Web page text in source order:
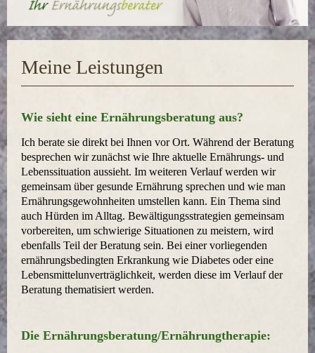
Meine Leistungen
Wie sieht eine Ernährungsberatung aus?
Ich berate sie direkt bei Ihnen vor Ort. Während der Beratung
besprechen wir zunächst wie Ihre aktuelle Ernährungs- und
Lebenssituation aussieht. Im weiteren Verlauf werden wir
gemeinsam über gesunde Ernährung sprechen und wie man
Ernährungsgewohnheiten umstellen kann. Ein Thema sind
auch Hürden im Alltag. Bewältigungsstrategien gemeinsam
vorbereiten, um schwierige Situationen zu meistern, wird
ebenfalls Teil der Beratung sein. Bei einer vorliegenden
ernährungsbedingten Erkrankung wie Diabetes oder eine
Lebensmittelunverträglichkeit, werden diese im Verlauf der
Beratung thematisiert werden.
Die Ernährungsberatung/Ernährungtherapie: